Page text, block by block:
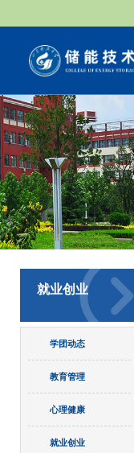
就业创业
学团动态
教育管理
心理健康
就业创业